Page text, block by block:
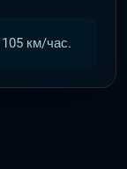
км/час.